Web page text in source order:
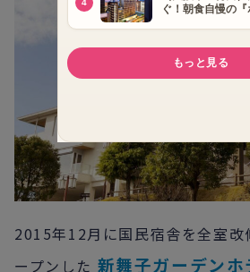
2015年12月に国民宿舎を全室改
ープンした 新舞子ガーデンホ